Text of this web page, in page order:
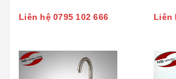
Liên hệ 0795 102 666 Liên